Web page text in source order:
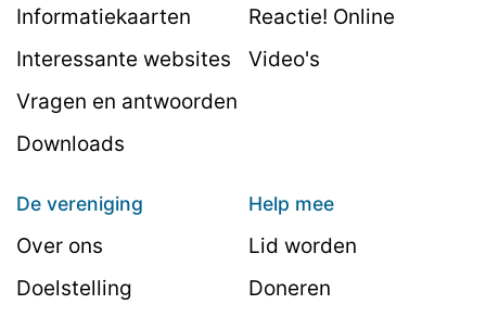
Informatiekaarten
Interessante websites
Vragen en antwoorden
Downloads
Reactie! Online
Video's
De vereniging
Over ons
Doelstelling
Help mee
Lid worden
Doneren